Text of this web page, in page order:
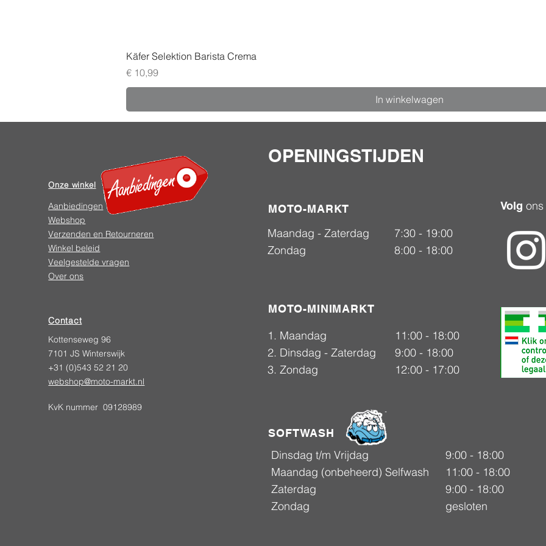
Käfer Selektion Barista Crema
Prijs
€ 10,99
In winkelwagen
Aanbiedingen
Webshop
Verzenden en Retourneren
Winkel beleid
Veelgestelde vragen
Over ons
Onze winkel
Contact
Kottenseweg 96
7101 JS Winterswijk
+31 (0)543 52 21 20
webshop@moto-markt.nl
KvK nummer 09128989
OPENINGSTIJDEN
MOTO-MARKT Volg
Maandag - Zaterdag
7:30 - 19:00
Zondag
8:00 - 18:00
MOTO-MINIMARKT
1. Maandag
11:00 - 18:00
2. Dinsdag - Zaterdag
9:00 - 18:00
3. Zondag
12:00 - 17:00
SOFTWASH
Dinsdag t/m Vrijdag
9:00 - 18:00
Maandag (onbeheerd) Selfwash
11:00 - 18:00
Zaterdag
9:00 - 18:00
Zondag
gesloten